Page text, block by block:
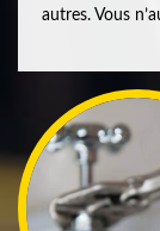
autres. Vous